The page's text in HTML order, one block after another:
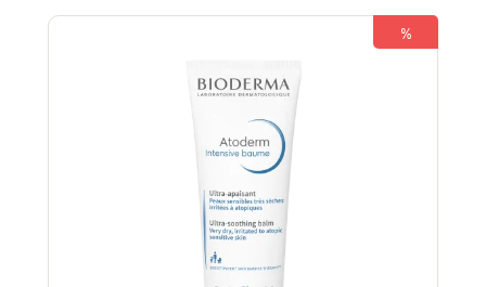
230 Dhs.
215 Dhs.
%